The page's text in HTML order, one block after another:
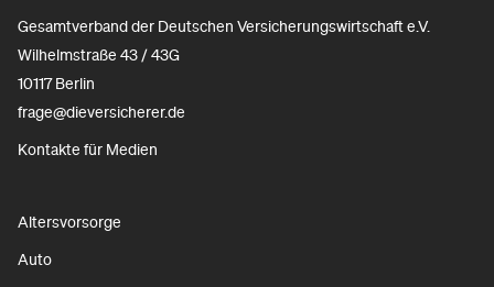
Gesamtverband der Deutschen Versicherungswirtschaft e.V.
Wilhelmstraße 43 / 43G
10117 Berlin
frage@dieversicherer.de
Kontakte für Medien
Altersvorsorge
Auto